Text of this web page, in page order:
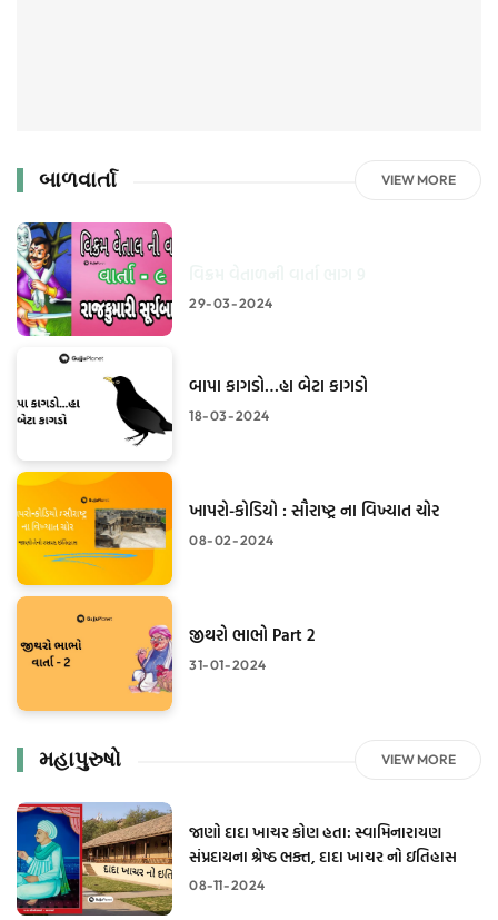
બાળવાર્તા VIEW MORE
29-03-2024
18-03-2024
બાપા કાગડો…હા બેટા કાગડો
08-02-2024
ખાપરો-કોડિયો : સૌરાષ્ટ્ર ના વિખ્યાત ચોર
31-01-2024
જીથરો ભાભો Part 2
મહાપુરુષો VIEW MORE
જાણો દાદા ખાચર કોણ હતા: સ્વામિનારાયણ
સંપ્રદાયના શ્રેષ્ઠ ભક્ત, દાદા ખાચર નો ઇતિહાસ
08-11-2024